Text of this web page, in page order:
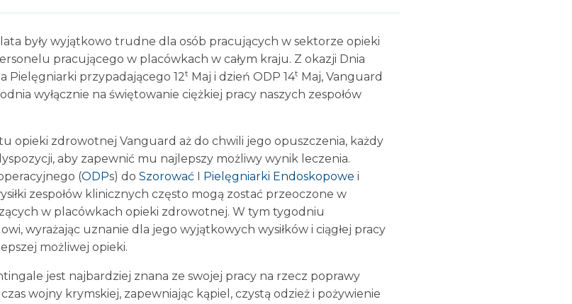
były wyjątkowo trudne dla osób pracujących w sektorze opieki
pracującego w placówkach w całym kraju. Z okazji Dnia
Pielęgniarki przypadającego 12t Maj i dzień ODP 14t Maj, Vanguard
wyłącznie na świętowanie ciężkiej pracy naszych zespołów
opieki zdrowotnej Vanguard aż do chwili jego opuszczenia, każdy
aby zapewnić mu najlepszy możliwy wynik leczenia.
(ODPs) do Szorować I Pielęgniarki Endoskopowe i
zespołów klinicznych często mogą zostać przeoczone w
w placówkach opieki zdrowotnej. W tym tygodniu
wyrażając uznanie dla jego wyjątkowych wysiłków i ciągłej pracy
możliwej opieki.
jest najbardziej znana ze swojej pracy na rzecz poprawy
wojny krymskiej, zapewniając kąpiel, czystą odzież i pożywienie